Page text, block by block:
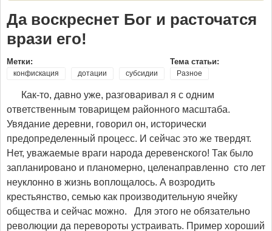
Да воскреснет Бог и расточатся
врази его!
Метки:
конфискация дотации субсидии
Тема статьи:
Разное
Как-то, давно уже, разговаривал я с одним
ответственным товарищем районного масштаба.
Увядание деревни, говорил он, исторически
предопределенный процесс. И сейчас это же твердят.
Нет, уважаемые враги народа деревенского! Так было
запланировано и планомерно, целенаправленно сто лет
неуклонно в жизнь воплощалось. А возродить
крестьянство, семью как производительную ячейку
общества и сейчас можно. Для этого не обязательно
революции да перевороты устраивать. Пример хороший